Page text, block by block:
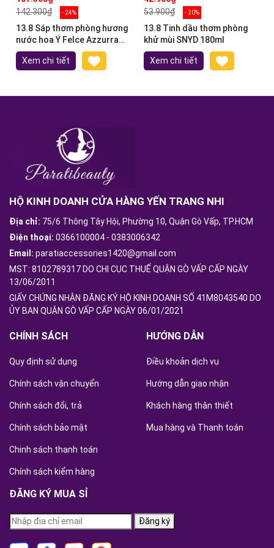
142.300₫
- 24%
13.8 Sáp thơm phòng hương
nước hoa Ý Felce Azzurra
140g
Xem chi tiết
53.900₫
- 20%
13.8 Tinh dầu thơm phòng
khử mùi SNYD 180ml
Xem chi tiết
HỘ KINH DOANH CỬA HÀNG YẾN TRANG NHI
Địa chỉ: 75/6 Thông Tây Hội, Phường 10, Quận Gò Vấp, TP.HCM
Điện thoại: 0366100004 - 0383006342
Email: paratiaccessories1420@gmail.com
MST: 8102789317 DO CHI CỤC THUẾ QUẬN GÒ VẤP CẤP NGÀY
13/06/2011
GIẤY CHỨNG NHẬN ĐĂNG KÝ HỘ KINH DOANH SỐ 41M8043540 DO
ỦY BAN QUẬN GÒ VẤP CẤP NGÀY 06/01/2021
CHÍNH SÁCH
Quy định sử dụng
Chính sách vận chuyển
Chính sách đổi, trả
Chính sách bảo mật
Chinh sách thanh toán
Chính sách kiểm hàng
HƯỚNG DẪN
Điều khoản dịch vụ
Hướng dẫn giao nhận
Khách hàng thân thiết
Mua hàng và Thanh toán
ĐĂNG KÝ MUA SỈ
Đăng ký